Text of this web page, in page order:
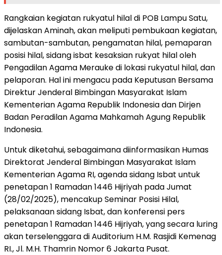
Rangkaian kegiatan rukyatul hilal di POB Lampu Satu,
dijelaskan Aminah, akan meliputi pembukaan kegiatan,
sambutan-sambutan, pengamatan hilal, pemaparan
posisi hilal, sidang isbat kesaksian rukyat hilal oleh
Pengadilan Agama Merauke di lokasi rukyatul hilal, dan
pelaporan. Hal ini mengacu pada Keputusan Bersama
Direktur Jenderal Bimbingan Masyarakat Islam
Kementerian Agama Republik Indonesia dan Dirjen
Badan Peradilan Agama Mahkamah Agung Republik
Indonesia.
Untuk diketahui, sebagaimana diinformasikan Humas
Direktorat Jenderal Bimbingan Masyarakat Islam
Kementerian Agama RI, agenda sidang Isbat untuk
penetapan 1 Ramadan 1446 Hijriyah pada Jumat
(28/02/2025), mencakup Seminar Posisi Hilal,
pelaksanaan sidang Isbat, dan konferensi pers
penetapan 1 Ramadan 1446 Hijriyah, yang secara luring
akan terselenggara di Auditorium H.M. Rasjidi Kemenag
RI., Jl. M.H. Thamrin Nomor 6 Jakarta Pusat.